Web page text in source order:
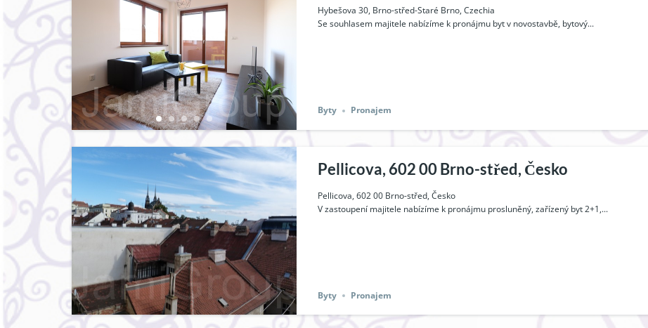
Hybešova 30, Brno-střed-Staré Brno, Czechia
Se souhlasem majitele nabízíme k pronájmu byt v novostavbě, bytový...
Byty Pronajem
Pellicova, 602 00 Brno-střed, Česko
Pellicova, 602 00 Brno-střed, Česko
V zastoupení majitele nabízíme k pronájmu prosluněný, zařízený byt 2+1,...
Byty Pronajem